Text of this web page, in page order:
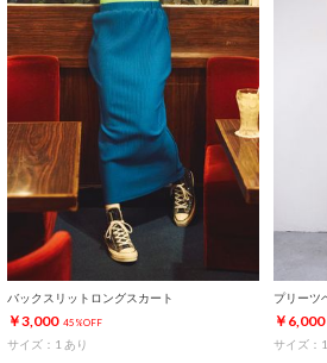
バックスリットロングスカート
￥3,000 45%OFF
サイズ：1 あり
プリーツ
￥6,000
サイズ：